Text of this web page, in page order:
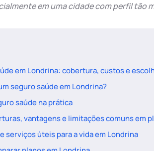
em uma cidade com perfil tão
em Londrina: cobertura, custos e
seguro saúde em Londrina?
saúde na prática
vantagens e limitações comuns em
serviços úteis para a vida em Londrina